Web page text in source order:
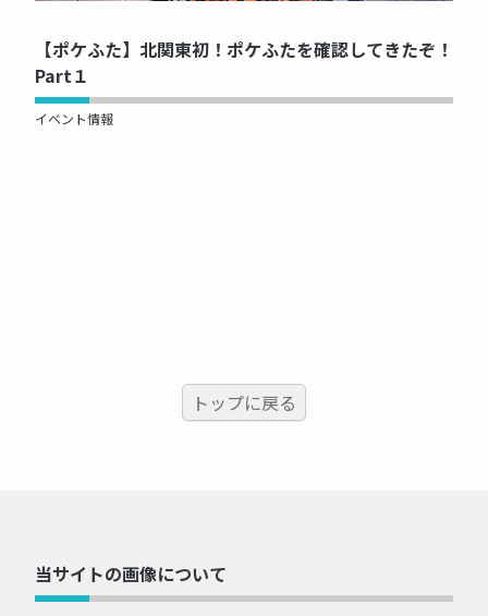
【ポケふた】北関東初！ポケふたを確認してきたぞ！
Part１
イベント情報
トップに戻る
当サイトの画像について